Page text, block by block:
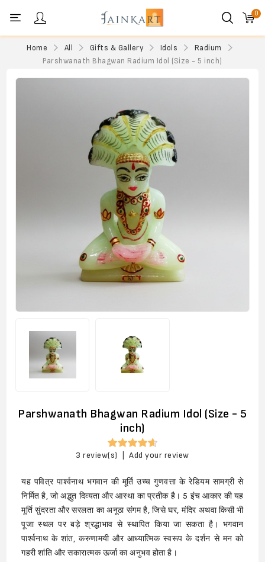
0
Home All Gifts & Gallery Idols
Radium
Parshwanath Bhagwan Radium Idol (Size - 5 inch)
Parshwanath Bhagwan Radium Idol (Size - 5
inch)
3 review(s) Add your review
यह पवित्र पार्श्वनाथ भगवान की मूर्ति उच्च गुणवत्ता के रेडियम सामग्री से
निर्मित है, जो अद्भुत दिव्यता और आस्था का प्रतीक है। 5 इंच आकार की यह
मूर्ति सुंदरता और सरलता का अनूठा संगम है, जिसे घर, मंदिर अथवा किसी भी
पूजा स्थल पर बड़े श्रद्धाभाव से स्थापित किया जा सकता है। भगवान
पार्श्वनाथ के शांत, करुणामयी और आध्यात्मिक स्वरूप के दर्शन से मन को
गहरी शांति और सकारात्मक ऊर्जा का अनुभव होता है।